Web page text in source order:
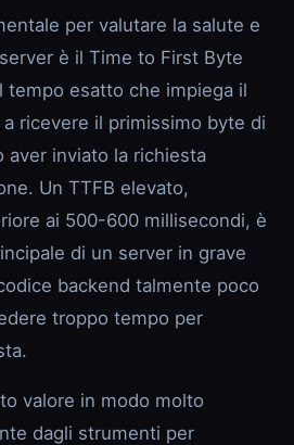
per valutare la salute e
è il Time to First Byte
tempo esatto che impiega il
a ricevere il primissimo byte di
aver inviato la richiesta
Un TTFB elevato,
ai 500-600 millisecondi, è
di un server in grave
backend talmente poco
troppo tempo per
valore in modo molto
dagli strumenti per